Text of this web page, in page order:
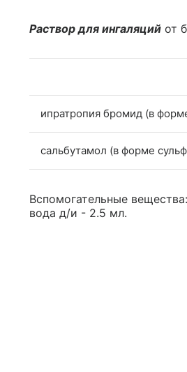
Раствор для ингаляций от
ипратропия бромид (в
сальбутамол (в форме
Вспомогательные
вода д/и - 2.5 мл.